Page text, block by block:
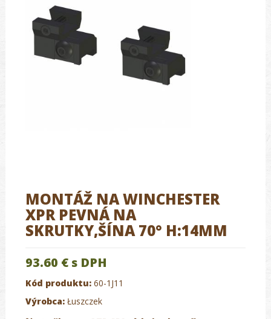
MONTÁŽ NA WINCHESTER
XPR PEVNÁ NA
SKRUTKY,ŠÍNA 70° H:14MM
93.60 € s DPH
Kód produktu: 60-1J11
Výrobca: Łuszczek